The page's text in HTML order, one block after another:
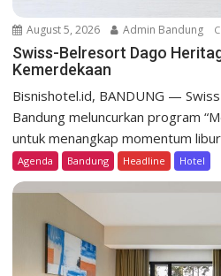
August 5, 2026 Admin Bandung
Swiss-Belresort Dago
Kemerdekaan
Bisnishotel.id, BANDUNG —
Bandung meluncurkan program
untuk menangkap momentum
Agenda Bandung Headline Hotel